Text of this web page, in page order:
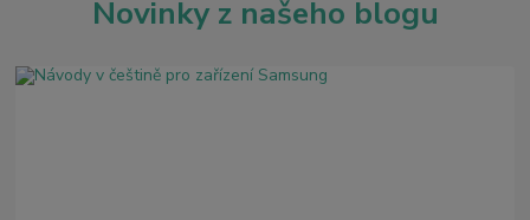
Novinky z našeho blogu